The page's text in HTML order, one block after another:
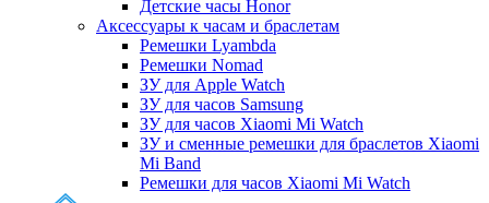
Детские часы Honor
Аксессуары к часам и браслетам
Ремешки Lyambda
Ремешки Nomad
ЗУ для Apple Watch
ЗУ для часов Samsung
ЗУ для часов Xiaomi Mi Watch
ЗУ и сменные ремешки для браслетов Xiaomi
Mi Band
Ремешки для часов Xiaomi Mi Watch